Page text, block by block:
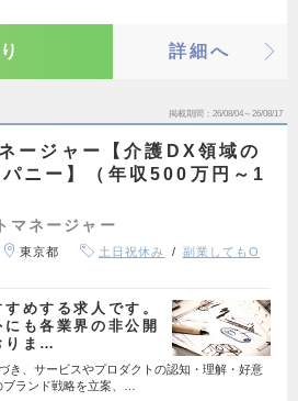
詳細へ
掲載期間 26/08/04～26/08/17
ージャー【介護DX領域の
ニー】（年収500万円～1
マネージャー
東京都 土日祝休み
副業してもO
めする求人です。
も各業界の非公開
りま…
き、サービスやプロダクトの認知・理解・好意
ランド戦略を立案、…